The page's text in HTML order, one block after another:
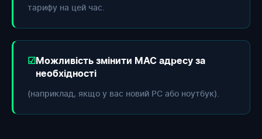
тарифу на цей час.
Можливість змінити МАС адресу за
необхідності
(наприклад, якщо у вас новий РС або ноутбук).